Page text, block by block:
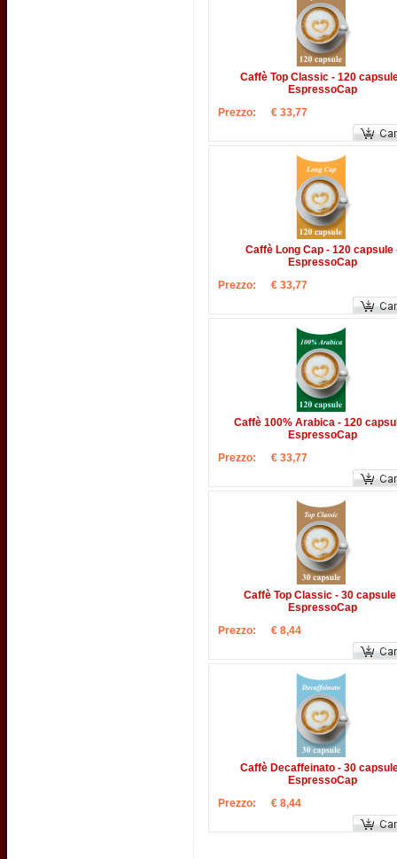
Caffè Top Classic - 120
EspressoCap
Prezzo:
€ 33,77
Caffè Long Cap - 120 capsule
EspressoCap
Prezzo:
€ 33,77
Caffè 100% Arabica - 120
EspressoCap
Prezzo:
€ 33,77
Caffè Top Classic - 30 capsule
EspressoCap
Prezzo:
€ 8,44
Caffè Decaffeinato - 30
EspressoCap
Prezzo:
€ 8,44